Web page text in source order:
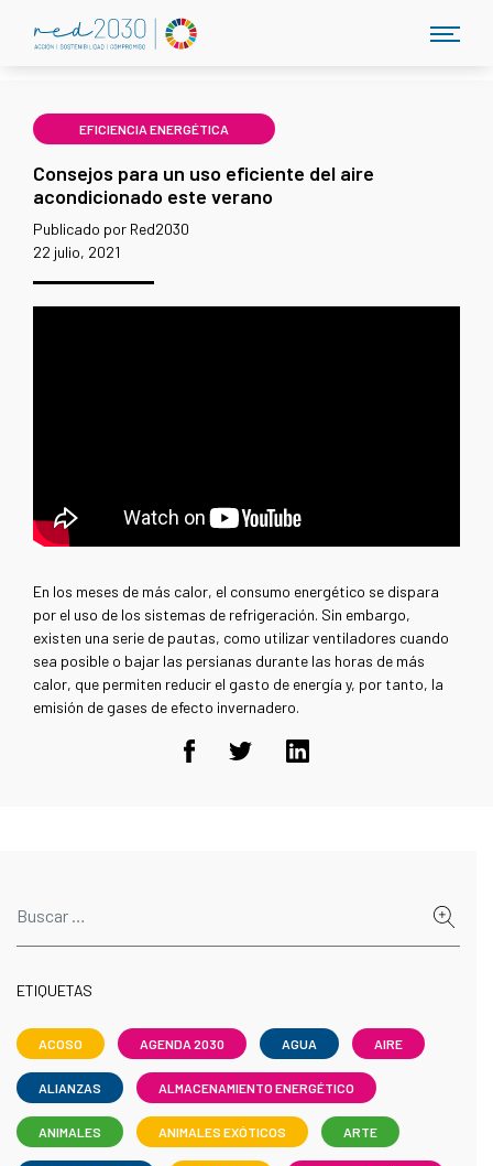
EFICIENCIA ENERGÉTICA
Consejos para un uso eficiente del aire
acondicionado este verano
Publicado por Red2030
22 julio, 2021
En los meses de más calor, el consumo energético se dispara
por el uso de los sistemas de refrigeración. Sin embargo,
existen una serie de pautas, como utilizar ventiladores cuando
sea posible o bajar las persianas durante las horas de más
calor, que permiten reducir el gasto de energía y, por tanto, la
emisión de gases de efecto invernadero.
ETIQUETAS
ACOSO AGENDA 2030 AGUA AIRE
ALIANZAS ALMACENAMIENTO ENERGÉTICO
ANIMALES ANIMALES EXÓTICOS ARTE